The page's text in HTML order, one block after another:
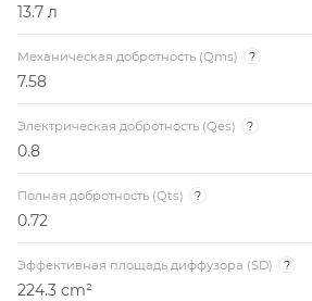
13.7 л
Механическая добротность (Qms) ?
7.58
Электрическая добротность (Qes) ?
0.8
Полная добротность (Qts) ?
0.72
Эффективная площадь диффузора (SD) ?
224.3 cm²